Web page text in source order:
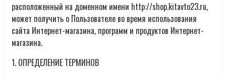
расположенный на доменном имени http://shop.kitavto23.ru,
может получить о Пользователе во время использования
сайта Интернет-магазина, программ и продуктов Интернет-
магазина.
1. ОПРЕДЕЛЕНИЕ ТЕРМИНОВ